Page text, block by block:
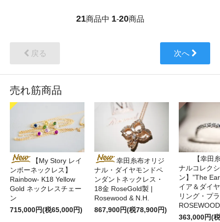
21商品中 1-20商品
戻る 次へ
売れ筋商品
【My Story レイ
ンボーネックレス】
Rainbow- K18 Yellow
Gold ネックレスチェー
ン
715,000円(税65,000円)
幸田糸布オリジ
ナル・ダイヤモンドペ
ンダントネックレス・
18金 RoseGold製 |
Rosewood & N.H.
867,900円(税78,900円)
【幸田
ナルコレク
ン】”The
イア＆ダイ
リング・プ
363,000円(